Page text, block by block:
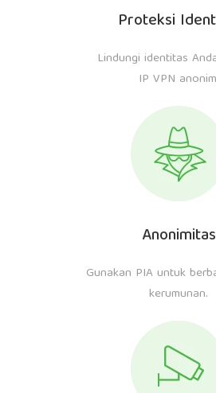
Proteksi
Lindungi identitas
IP VPN
Anonimitas
Gunakan PIA untuk
kerumunan.